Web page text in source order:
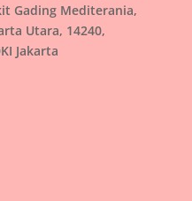
Gading Mediterania,
Utara, 14240,
Jakarta